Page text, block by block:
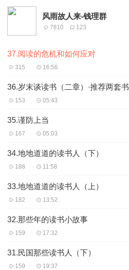
风雨故人来-钱理群
7810 123
37.阅读的危机和如何应对
315 16:56
36.岁末谈读书（二章）·推荐两套书
153 05:43
35.谨防上当
167 05:03
34.地地道道的读书人（下）
188 11:58
33.地地道道的读书人（上）
182 13:52
32.那些年的读书小故事
159 17:32
31.民国那些读书人（下）
159 19:37